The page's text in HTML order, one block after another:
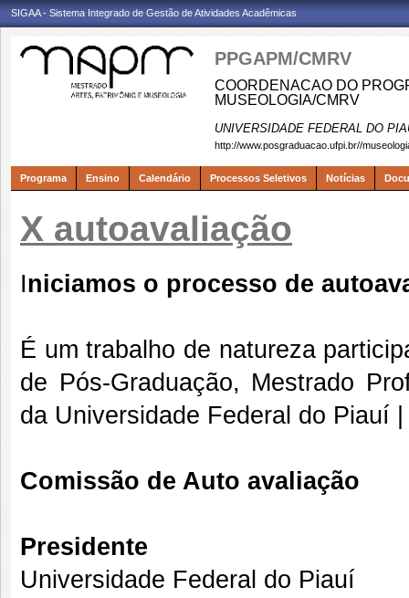
SIGAA - Sistema Integrado de Gestão de Atividades Acadêmicas
PPGAPM/CMRV
COORDENACAO DO
MUSEOLOGIA/CMRV
UNIVERSIDADE FEDERAL DO
http://www.posgraduacao.ufpi.br//
Programa Ensino Calendário Processos Seletivos Notícias
X autoavaliação
Iniciamos o processo de
É um trabalho de natureza
de Pós-Graduação, Mestrado
da Universidade Federal do Piauí
Comissão de Auto avaliação
Presidente
Universidade Federal do Piauí